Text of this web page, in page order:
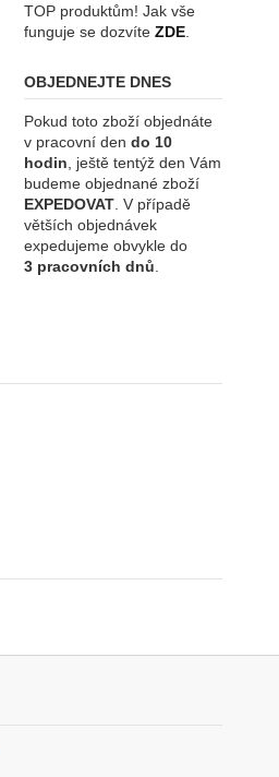
TOP produktům! Jak vše
funguje se dozvíte ZDE
OBJEDNEJTE DNES
Pokud toto zboží objednáte
v pracovní dendo 10
hodin , ještě tentýž den Vám
budeme objednané zboží
EXPEDOVAT . V případě
větších objednávek
expedujeme obvykle do
3 pracovních dnů